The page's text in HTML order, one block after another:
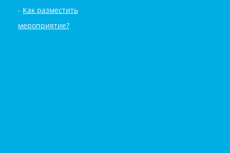
Как разместить
мероприятие?